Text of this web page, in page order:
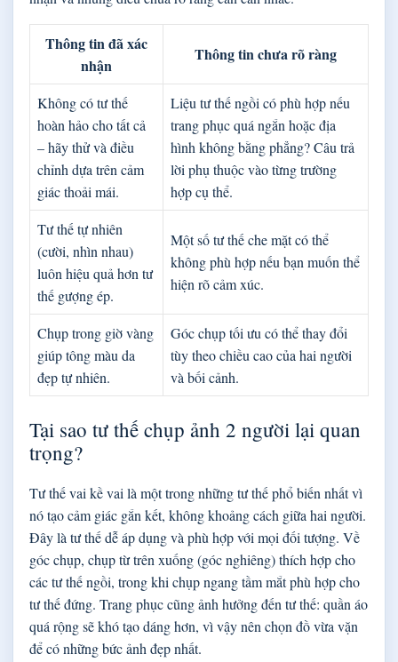
Thông tin đã xác
nhận
Thông tin chưa rõ ràng
Không có tư thế
hoàn hảo cho tất cả
– hãy thử và điều
chỉnh dựa trên cảm
giác thoải mái.
Liệu tư thế ngồi có phù hợp nếu
trang phục quá ngắn hoặc địa
hình không bằng phẳng? Câu trả
lời phụ thuộc vào từng trường
hợp cụ thể.
Tư thế tự nhiên
(cười, nhìn nhau)
luôn hiệu quả hơn tư
thế gượng ép.
Một số tư thế che mặt có thể
không phù hợp nếu bạn muốn thể
hiện rõ cảm xúc.
Chụp trong giờ vàng
giúp tông màu da
đẹp tự nhiên.
Góc chụp tối ưu có thể thay đổi
tùy theo chiều cao của hai người
và bối cảnh.
Tại sao tư thế chụp ảnh 2 người lại quan
trọng?
Tư thế vai kề vai là một trong những tư thế phổ biến nhất vì
nó tạo cảm giác gắn kết, không khoảng cách giữa hai người.
Đây là tư thế dễ áp dụng và phù hợp với mọi đối tượng. Về
góc chụp, chụp từ trên xuống (góc nghiêng) thích hợp cho
các tư thế ngồi, trong khi chụp ngang tầm mắt phù hợp cho
tư thế đứng. Trang phục cũng ảnh hưởng đến tư thế: quần áo
quá rộng sẽ khó tạo dáng hơn, vì vậy nên chọn đồ vừa vặn
để có những bức ảnh đẹp nhất.